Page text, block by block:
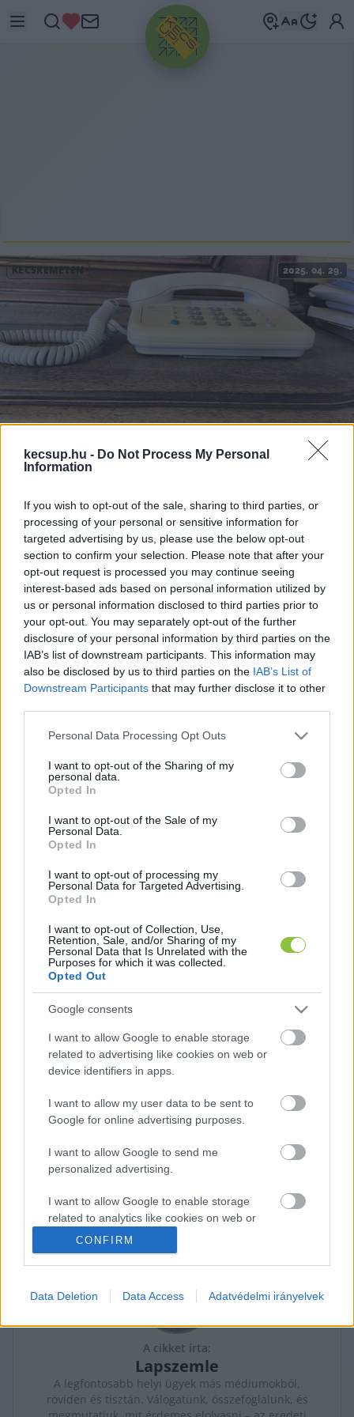
kecsup.hu - Do Not Process My Personal
Information
If you wish to opt-out of the sale, sharing to third parties, or
processing of your personal or sensitive information for
targeted advertising by us, please use the below opt-out
section to confirm your selection. Please note that after your
opt-out request is processed you may continue seeing
interest-based ads based on personal information utilized by
us or personal information disclosed to third parties prior to
your opt-out. You may separately opt-out of the further
disclosure of your personal information by third parties on the
IAB’s list of downstream participants. This information may
also be disclosed by us to third parties on the IAB’s List of
Downstream Participants that may further disclose it to other
Please note that this website/app uses one or more Google
not limited to your visit or usage behaviour. You may click to
grant or deny consent to Google and its third-party tags to
use your data for below specified purposes in below Google
consent section.
Personal Data Processing Opt Outs
I want to opt-out of the Sharing of my
personal data.
Opted In
I want to opt-out of the Sale of my
Personal Data.
Opted In
I want to opt-out of processing my
Personal Data for Targeted Advertising.
Opted In
I want to opt-out of Collection, Use,
Retention, Sale, and/or Sharing of my
Personal Data that Is Unrelated with the
Purposes for which it was collected.
Opted Out
Google consents
I want to allow Google to enable storage
related to advertising like cookies on web or
device identifiers in apps.
I want to allow my user data to be sent to
Google for online advertising purposes.
I want to allow Google to send me
personalized advertising.
I want to allow Google to enable storage
related to analytics like cookies on web or
device identifiers in apps.
I want to allow Google to enable storage
related to personalization.
I want to allow Google to enable storage
related to security, including authentication
functionality and fraud prevention, and other
CONFIRM
Data Deletion Data Access Adatvédelmi irányelvek
HIRDETÉS
KECSKEMÉTEN 2025. 04. 29.
Kecskemét egyes részein
szünetelni fog szerdán a tévé,
L Lapszemle Követés
1perc
​Április 30-án, szerdán 07:30 és 15:30 között
Kecskemét egyes részein szünetelni fog a
Magyar Telekom szolgáltatása. Az
Magyar Telekom.
a jelzett időszak után is tapasztalják a
szolgáltatás kimaradását, indítsák újra a
készülékeiket. Ha a probléma továbbra is
fennáll, a 1414-es díjmentes telefonszámon
kérhetnek segítséget az ügyfélszolgálattól.
Az érintett települések teljes listája itt érhető el.
Összes videó
A cikket írta:
Lapszemle
A legfontosabb helyi ügyek más médiumokból,
röviden és tisztán. Válogatunk, összefoglalunk, és